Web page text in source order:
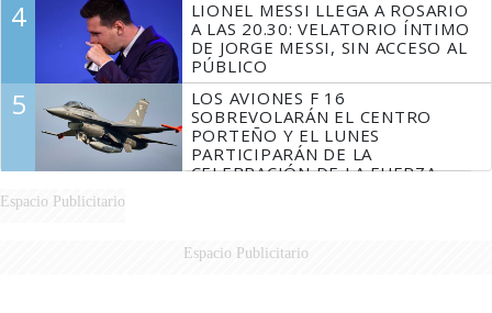
4
LIONEL MESSI LLEGA A ROSARIO
A LAS 20.30: VELATORIO ÍNTIMO
DE JORGE MESSI, SIN ACCESO AL
PÚBLICO
5
LOS AVIONES F 16
SOBREVOLARÁN EL CENTRO
PORTEÑO Y EL LUNES
PARTICIPARÁN DE LA
CELEBRACIÓN DE LA FUERZA
Espacio Publicitario
Espacio Publicitario